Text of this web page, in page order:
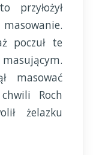
przyłożył
poczuł te
masować
Roch
żelazku